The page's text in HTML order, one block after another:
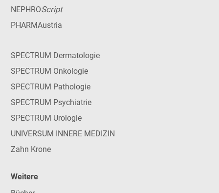
NEPHROScript
PHARMAustria
SPECTRUM Dermatologie
SPECTRUM Onkologie
SPECTRUM Pathologie
SPECTRUM Psychiatrie
SPECTRUM Urologie
UNIVERSUM INNERE MEDIZIN
Zahn Krone
Weitere